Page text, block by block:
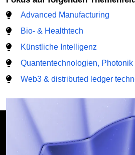
Advanced Manufacturing
Bio- & Healthtech
Künstliche Intelligenz
Quantentechnologien,
Web3 & distributed ledger